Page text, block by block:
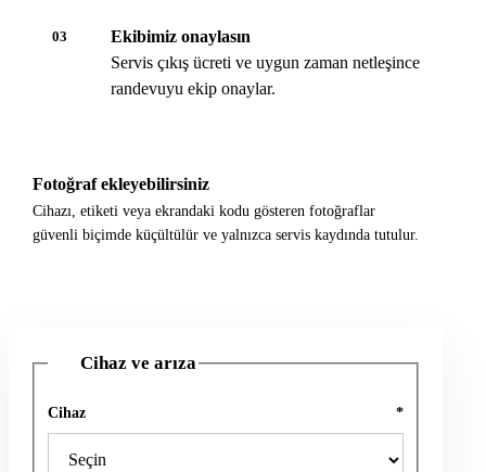
03
Ekibimiz onaylasın
Servis çıkış ücreti ve uygun zaman netleşince
randevuyu ekip onaylar.
Fotoğraf ekleyebilirsiniz
Cihazı, etiketi veya ekrandaki kodu gösteren fotoğraflar
güvenli biçimde küçültülür ve yalnızca servis kaydında tutulur.
Cihaz ve arıza
Cihaz *